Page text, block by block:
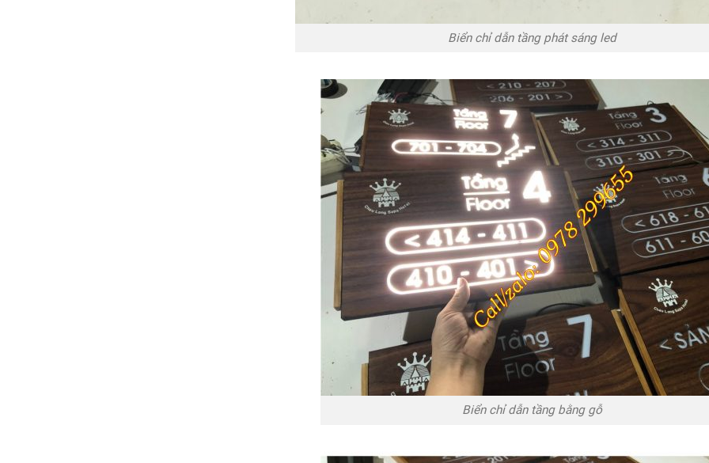
Biển chỉ dẫn tầng phát sáng led
Biển chỉ dẫn tầng bằng gỗ